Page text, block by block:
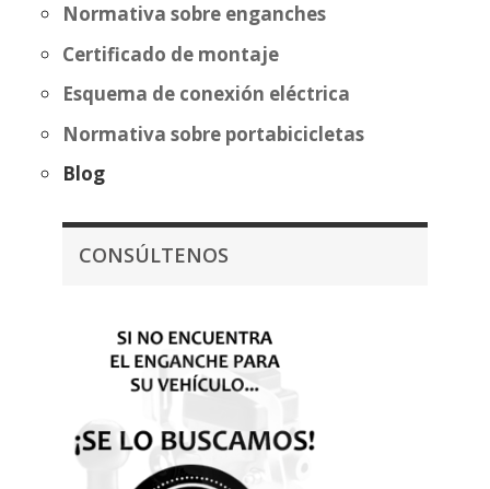
Normativa sobre enganches
Certificado de montaje
Esquema de conexión eléctrica
Normativa sobre portabicicletas
Blog
CONSÚLTENOS